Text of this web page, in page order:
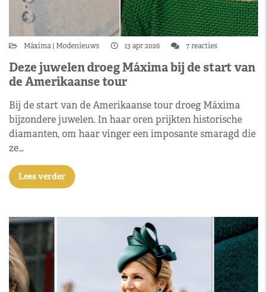
Máxima Modenieuws 13 apr 2026 7 reacties
Deze juwelen droeg Máxima bij de start van
de Amerikaanse tour
Bij de start van de Amerikaanse tour droeg Máxima
bijzondere juwelen. In haar oren prijkten historische
diamanten, om haar vinger een imposante smaragd die
ze…
Lees verder